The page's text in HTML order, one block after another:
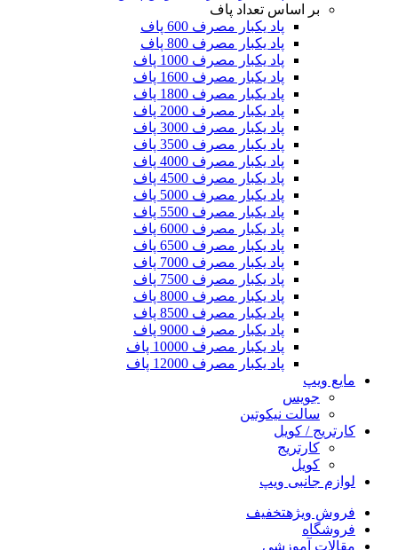
بر اساس تعداد پاف
پاد یکبار مصرف 600 پاف
پاد یکبار مصرف 800 پاف
پاد یکبار مصرف 1000 پاف
پاد یکبار مصرف 1600 پاف
پاد یکبار مصرف 1800 پاف
پاد یکبار مصرف 2000 پاف
پاد یکبار مصرف 3000 پاف
پاد یکبار مصرف 3500 پاف
پاد یکبار مصرف 4000 پاف
پاد یکبار مصرف 4500 پاف
پاد یکبار مصرف 5000 پاف
پاد یکبار مصرف 5500 پاف
پاد یکبار مصرف 6000 پاف
پاد یکبار مصرف 6500 پاف
پاد یکبار مصرف 7000 پاف
پاد یکبار مصرف 7500 پاف
پاد یکبار مصرف 8000 پاف
پاد یکبار مصرف 8500 پاف
پاد یکبار مصرف 9000 پاف
پاد یکبار مصرف 10000 پاف
پاد یکبار مصرف 12000 پاف
مایع ویپ
جویس
سالت نیکوتین
کارتریج / کویل
کارتریج
کویل
لوازم جانبی ویپ
فروش ویژهتخفیف
فروشگاه
مقالات آموزشی